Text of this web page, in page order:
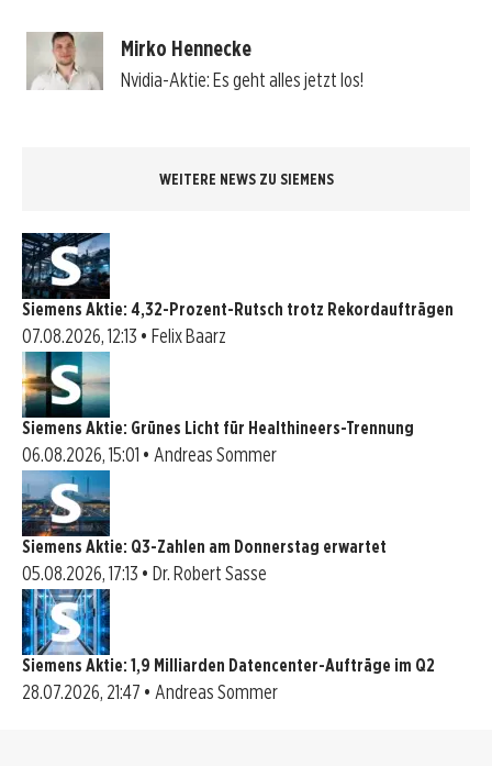
Mirko Hennecke
Nvidia-Aktie: Es geht alles jetzt los!
WEITERE NEWS ZU SIEMENS
Siemens Aktie: 4,32-Prozent-Rutsch trotz Rekordaufträgen
07.08.2026, 12:13 • Felix Baarz
Siemens Aktie: Grünes Licht für Healthineers-Trennung
06.08.2026, 15:01 • Andreas Sommer
Siemens Aktie: Q3-Zahlen am Donnerstag erwartet
05.08.2026, 17:13 • Dr. Robert Sasse
Siemens Aktie: 1,9 Milliarden Datencenter-Aufträge im Q2
28.07.2026, 21:47 • Andreas Sommer